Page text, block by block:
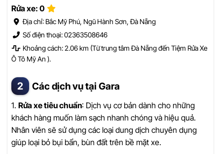
Rửa xe: 0
Địa chỉ: Bắc Mỹ Phú, Ngũ Hành Sơn, Đà Nẵng
Số điện thoại: 02363508646
Khoảng cách: 2.06 km (Từ trung tâm Đà Nẵng đến Tiệm Rửa Xe
Ô Tô Mỹ An ).
Các dịch vụ tại Gara
1. Rửa xe tiêu chuẩn: Dịch vụ cơ bản dành cho những
khách hàng muốn làm sạch nhanh chóng và hiệu quả.
Nhân viên sẽ sử dụng các loại dung dịch chuyên dụng
giúp loại bỏ bụi bẩn, bùn đất trên bề mặt xe.